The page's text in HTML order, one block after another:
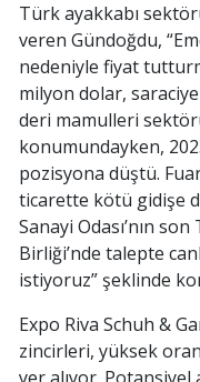
Türk ayakkabı
veren Gündoğdu,
nedeniyle fiyat
milyon dolar,
deri mamulleri
konumundayken,
pozisyona düştü.
ticarette kötü gidişe
Sanayi Odası’nın
Birliği’nde talepte
istiyoruz” şeklinde
Expo Riva Schuh &
zincirleri, yüksek